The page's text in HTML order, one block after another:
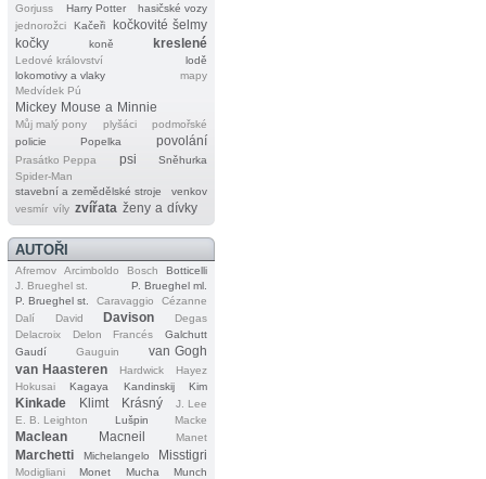
Gorjuss
Harry Potter
hasičské vozy
jednorožci
Kačeři
kočkovité šelmy
kočky
koně kreslené
Ledové království
lodě
lokomotivy a vlaky
mapy
Medvídek Pú
Mickey Mouse a Minnie
Můj malý pony plyšáci
podmořské
policie
Popelka povolání
Prasátko Peppa psi
Sněhurka
Spider‐Man
stavební a zemědělské stroje
venkov
vesmír víly zvířata ženy a dívky
AUTOŘI
Afremov Arcimboldo Bosch
Botticelli
J. Brueghel st.
P. Brueghel ml.
P. Brueghel st.
Caravaggio
Cézanne
Dalí
David Davison
Degas
Delacroix
Delon Francés
Galchutt
Gaudí
Gauguin
van Gogh
van Haasteren
Hardwick
Hayez
Hokusai
Kagaya Kandinskij Kim
Kinkade Klimt Krásný
J. Lee
E. B. Leighton
Lušpin Macke
Maclean Macneil Manet
Marchetti Michelangelo Misstigri
Modigliani Monet Mucha Munch